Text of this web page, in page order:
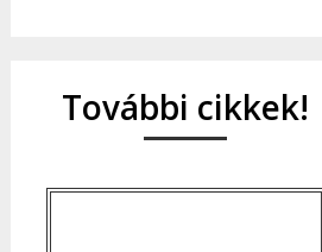
További cikkek!